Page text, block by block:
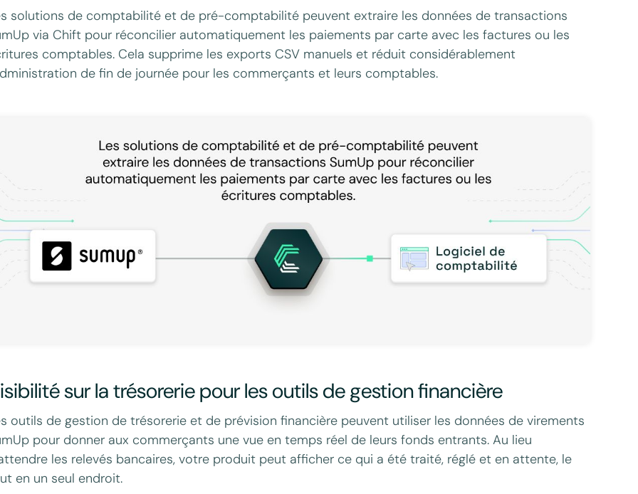
solutions de comptabilité et de pré-comptabilité peuvent extraire les données de transactions
via Chift pour réconcilier automatiquement les paiements par carte avec les factures ou les
comptables. Cela supprime les exports CSV manuels et réduit considérablement
de fin de journée pour les commerçants et leurs comptables.
sur la trésorerie pour les outils de gestion financière
outils de gestion de trésorerie et de prévision financière peuvent utiliser les données de virements
pour donner aux commerçants une vue en temps réel de leurs fonds entrants. Au lieu
les relevés bancaires, votre produit peut afficher ce qui a été traité, réglé et en attente, le
en un seul endroit.